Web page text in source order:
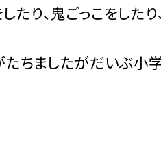
り、鬼ごっこをした
たちましたがだいぶ小